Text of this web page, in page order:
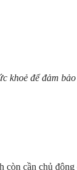
khoẻ để đảm
cần chủ